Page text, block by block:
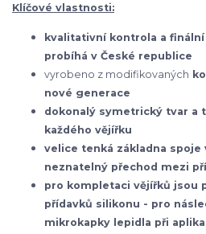
Klíčové vlastnosti:
kvalitativní kontrola a
probíhá v České republice
vyrobeno z modifikovaných
nové generace
dokonalý symetrický tvar a
každého vějířku
velice tenká základna spoje
neznatelný přechod mezi
pro kompletaci vějířků jsou
přídavků silikonu - pro
mikrokapky lepidla při